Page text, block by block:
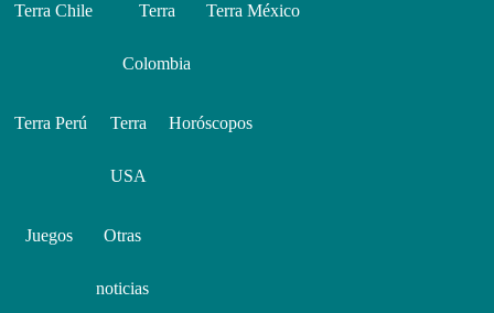
Terra Chile Terra
Colombia
Terra México
Terra Perú Terra
USA
Horóscopos
Juegos Otras
noticias